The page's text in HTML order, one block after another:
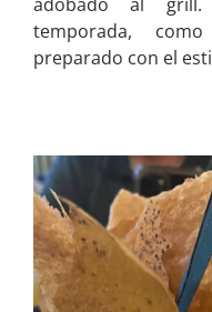
temporada,
preparado con el